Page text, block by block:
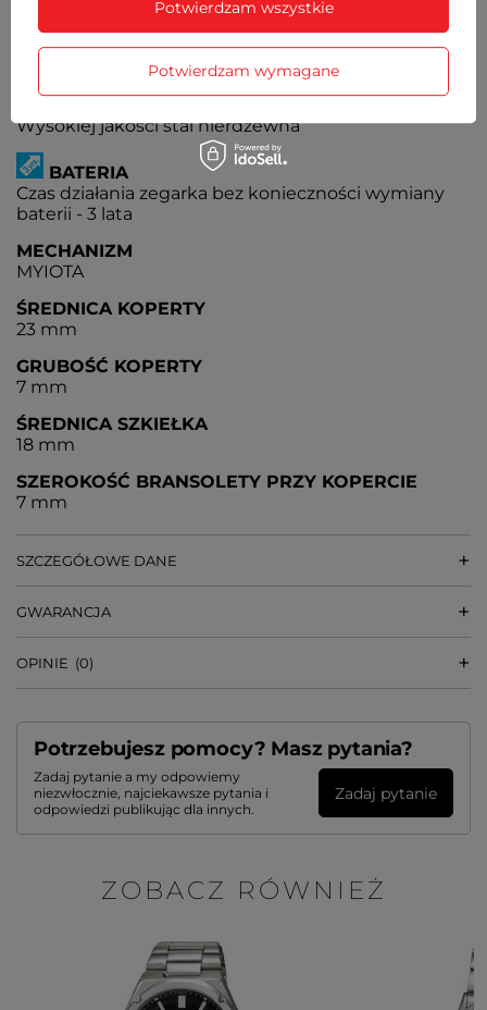
KOPERTA
Metalowa, nierdzewna
Wysokiej jakości stal nierdzewna
BATERIA
Czas działania zegarka bez konieczności wymiany
baterii - 3 lata
MECHANIZM
MYIOTA
ŚREDNICA KOPERTY
23 mm
GRUBOŚĆ KOPERTY
7 mm
ŚREDNICA SZKIEŁKA
18 mm
SZEROKOŚĆ BRANSOLETY PRZY KOPERCIE
7 mm
SZCZEGÓŁOWE DANE
GWARANCJA
OPINIE (0)
Potrzebujesz pomocy? Masz pytania?
Zadaj pytanie a my odpowiemy
niezwłocznie, najciekawsze pytania i
odpowiedzi publikując dla innych.
Zadaj pytanie
ZOBACZ RÓWNIEŻ
Potwierdzam wymagane
Potwierdzam wszystkie